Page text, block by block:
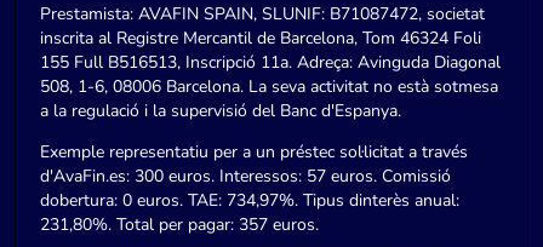
Prestamista: AVAFIN SPAIN, SLUNIF: B71087472, societat
inscrita al Registre Mercantil de Barcelona, Tom 46324 Foli
155 Full B516513, Inscripció 11a. Adreça: Avinguda Diagonal
508, 1-6, 08006 Barcelona. La seva activitat no està sotmesa
a la regulació i la supervisió del Banc d'Espanya.
Exemple representatiu per a un préstec sol·licitat a través
d'AvaFin.es: 300 euros. Interessos: 57 euros. Comissió
dobertura: 0 euros. TAE: 734,97%. Tipus dinterès anual:
231,80%. Total per pagar: 357 euros.